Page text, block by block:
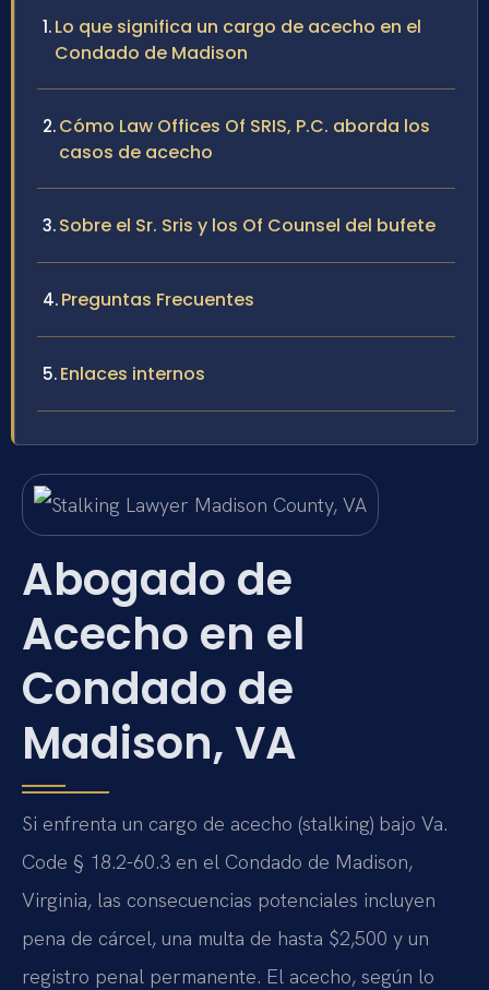
Lo que significa un cargo de acecho en el
Condado de Madison
Cómo Law Offices Of SRIS, P.C. aborda los
casos de acecho
Sobre el Sr. Sris y los Of Counsel del bufete
Preguntas Frecuentes
Enlaces internos
Abogado de
Acecho en el
Condado de
Madison, VA
Si enfrenta un cargo de acecho (stalking) bajo Va.
Code § 18.2-60.3 en el Condado de Madison,
Virginia, las consecuencias potenciales incluyen
pena de cárcel, una multa de hasta $2,500 y un
registro penal permanente. El acecho, según lo